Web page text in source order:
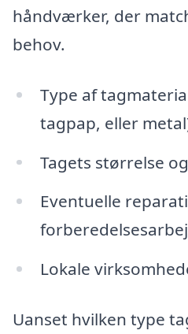
håndværker, der
behov.
Type af
tagpap, eller
Tagets størrelse
Eventuelle
Lokale
Uanset hvilken type